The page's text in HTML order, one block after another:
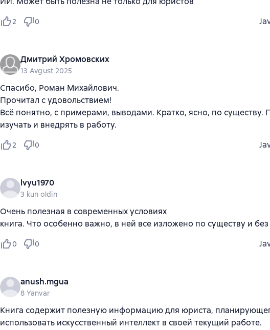
2 0
Дмитрий Хромовских
13 Avgust 2025
Спасибо, Роман Михайлович.
Прочитал с удовольствием!
Всё понятно, с примерами, выводами. Кратко, ясно, по
изучать и внедрять в работу.
2 0
lvyu1970
3 kun oldin
Очень полезная в современных условиях
книга. Что особенно важно, в ней все изложено по существу и
0 0
anush.mgua
8 Yanvar
Книга содержит полезную информацию для юриста,
использовать искусственный интеллект в своей текущий работе.